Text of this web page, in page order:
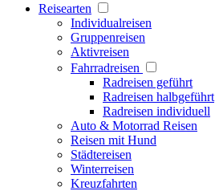
Reisearten
Individualreisen
Gruppenreisen
Aktivreisen
Fahrradreisen
Radreisen geführt
Radreisen halbgeführt
Radreisen individuell
Auto & Motorrad Reisen
Reisen mit Hund
Städtereisen
Winterreisen
Kreuzfahrten